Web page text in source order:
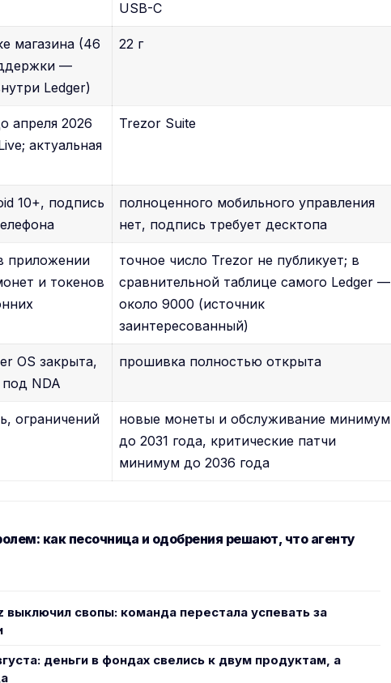
USB-C
магазина (46
—
Ledger)
22 г
апреля 2026
актуальная
Trezor Suite
10+, подпись
полноценного мобильного управления
нет, подпись требует десктопа
приложении
и токенов
точное число Trezor не публикует; в
сравнительной таблице самого Ledger —
около 9000 (источник
заинтересованный)
OS закрыта,
NDA
прошивка полностью открыта
ограничений
новые монеты и обслуживание минимум
до 2031 года, критические патчи
минимум до 2036 года
как песочница и одобрения решают, что агенту
свопы: команда перестала успевать за
деньги в фондах свелись к двум продуктам, а